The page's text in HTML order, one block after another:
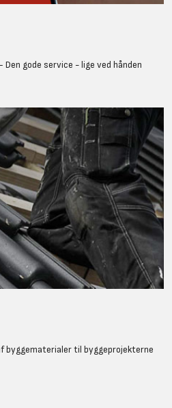
gode service - lige ved hånden
byggematerialer til byggeprojekterne